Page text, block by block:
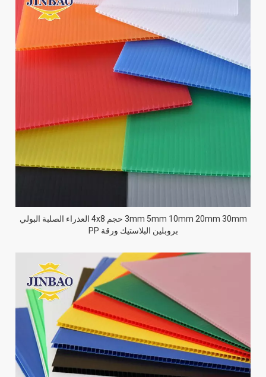
3mm 5mm 10mm 20mm 30mm حجم 4x8 العذراء الصلبة البولي
بروبلين البلاستيك ورقة PP